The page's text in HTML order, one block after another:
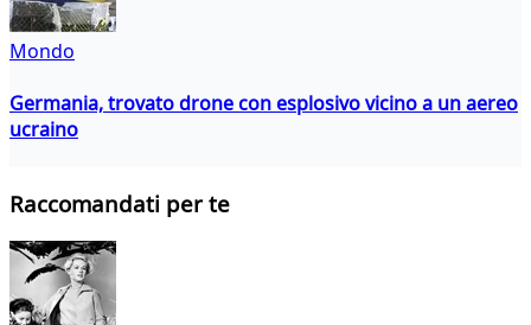
Mondo
Germania, trovato drone con esplosivo vicino a un aereo
ucraino
Raccomandati per te